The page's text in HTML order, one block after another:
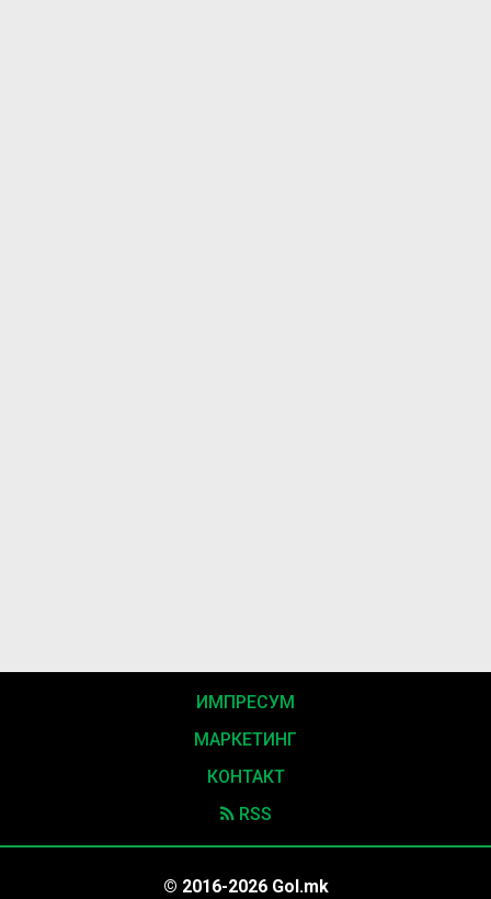
ИМПРЕСУМ
МАРКЕТИНГ
КОНТАКТ
RSS
© 2016-2026 Gol.mk